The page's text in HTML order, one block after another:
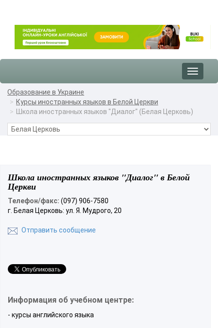
Toggle
Образование в Украине
Курсы иностранных языков в Белой Церкви
Школа иностранных языков "Диалог" (Белая Церковь)
Школа иностранных языков "Диалог" в Белой
Церкви
Телефон/факс: (097) 906-7580
г. Белая Церковь: ул. Я. Мудрого, 20
Отправить сообщение
Информация об учебном центре:
- курсы английского языка